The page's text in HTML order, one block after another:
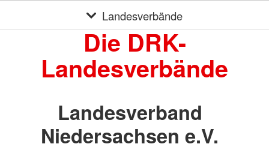
Landesverbände
Die DRK-
Landesverbände
Landesverband
Niedersachsen e.V.